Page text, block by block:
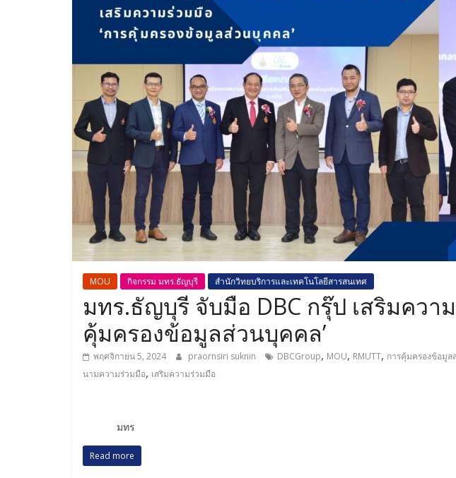
MOU กิจกรรม มทร.ธัญบุรี สำนักวิทยบริการและเทคโนโลยีสารสนเทศ
มทร.ธัญบุรี จับมือ DBC กรุ๊ป เสริมควา
คุ้มครองข้อมูลส่วนบุคคล’
พฤศจิกายน 5, 2024 praornsiri suknin DBCGroup, MOU, RMUTT, การคุ้มครองข้อมู
นามความร่วมมือ, เสริมความร่วมมือ
มทร
Read more